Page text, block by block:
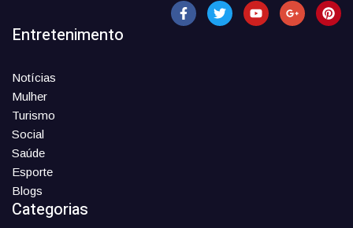
Entretenimento
Notícias
Mulher
Turismo
Social
Saúde
Esporte
Blogs
Categorias